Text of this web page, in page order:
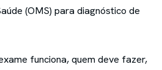
(OMS) para diagnóstico de
funciona, quem deve fazer,